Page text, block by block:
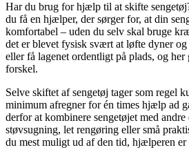
Har du brug for hjælp til at skifte
du få en hjælper, der sørger for, at din
komfortabel – uden du selv skal bruge
det er blevet fysisk svært at løfte dyner og
eller få lagenet ordentligt på plads, og
forskel.
Selve skiftet af sengetøj tager som regel
minimum afregner for én times hjælp ad
derfor at kombinere sengetøjet med
støvsugning, let rengøring eller små
du mest muligt ud af den tid, hjælperen er